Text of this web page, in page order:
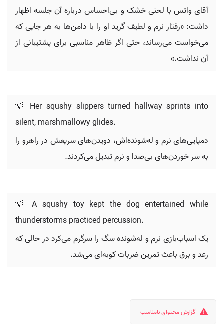
آقای واتس با لحنی خشک و بی‌احساس درباره آن جلسه اظهار
داشت: «رفتار نرم و لطيف گرید او را با دامن‌ها به هر جایی که
می‌خواست می‌رساند، حتی اگر ظاهر مناسبی برای پشتیبانی از
آن نداشت.»
💡 Her squshy slippers turned hallway sprints into
silent, marshmallowy glides.
دمپایی‌های نرم و له‌شونده‌اش، دویدن‌های سریعش در راهرو را
به سر خوردن‌های بی‌صدا و نرم تبدیل می‌کردند.
💡 A squshy toy kept the dog entertained while
thunderstorms practiced percussion.
یک اسباب‌بازی نرم و له‌شونده سگ را سرگرم می‌کرد در حالی که
رعد و برق باعث تمرین ضربات کوبه‌ای می‌شد.
گزارش محتوای نامناسب